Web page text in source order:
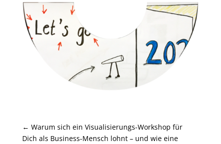
← Warum sich ein Visualisierungs-Workshop für
Dich als Business-Mensch lohnt – und wie eine